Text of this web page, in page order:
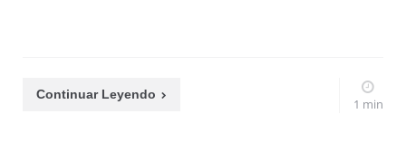
Continuar Leyendo
1 min